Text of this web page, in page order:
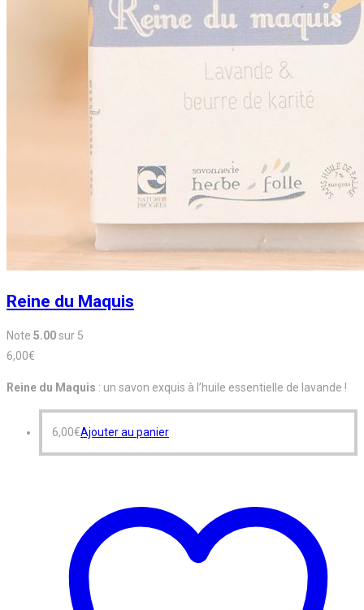
Reine du Maquis
Note 5.00sur 5
6,00€
Reine du Maquis : un savon exquis à l’huile essentielle de lavande !
6,00€Ajouter au panier